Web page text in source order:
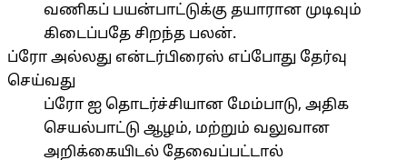
வணிகப் பயன்பாட்டுக்கு தயாரான முடிவும்
கிடைப்பதே சிறந்த பலன்.
ப்ரோ அல்லது என்டர்பிரைஸ் எப்போது தேர்வு
செய்வது
ப்ரோ ஐ தொடர்ச்சியான மேம்பாடு, அதிக
செயல்பாட்டு ஆழம், மற்றும் வலுவான
அறிக்கையிடல் தேவைப்பட்டால்